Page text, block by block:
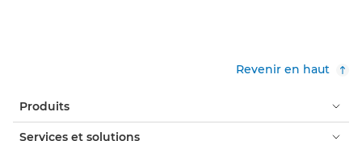
Revenir en haut
Produits
Services et solutions